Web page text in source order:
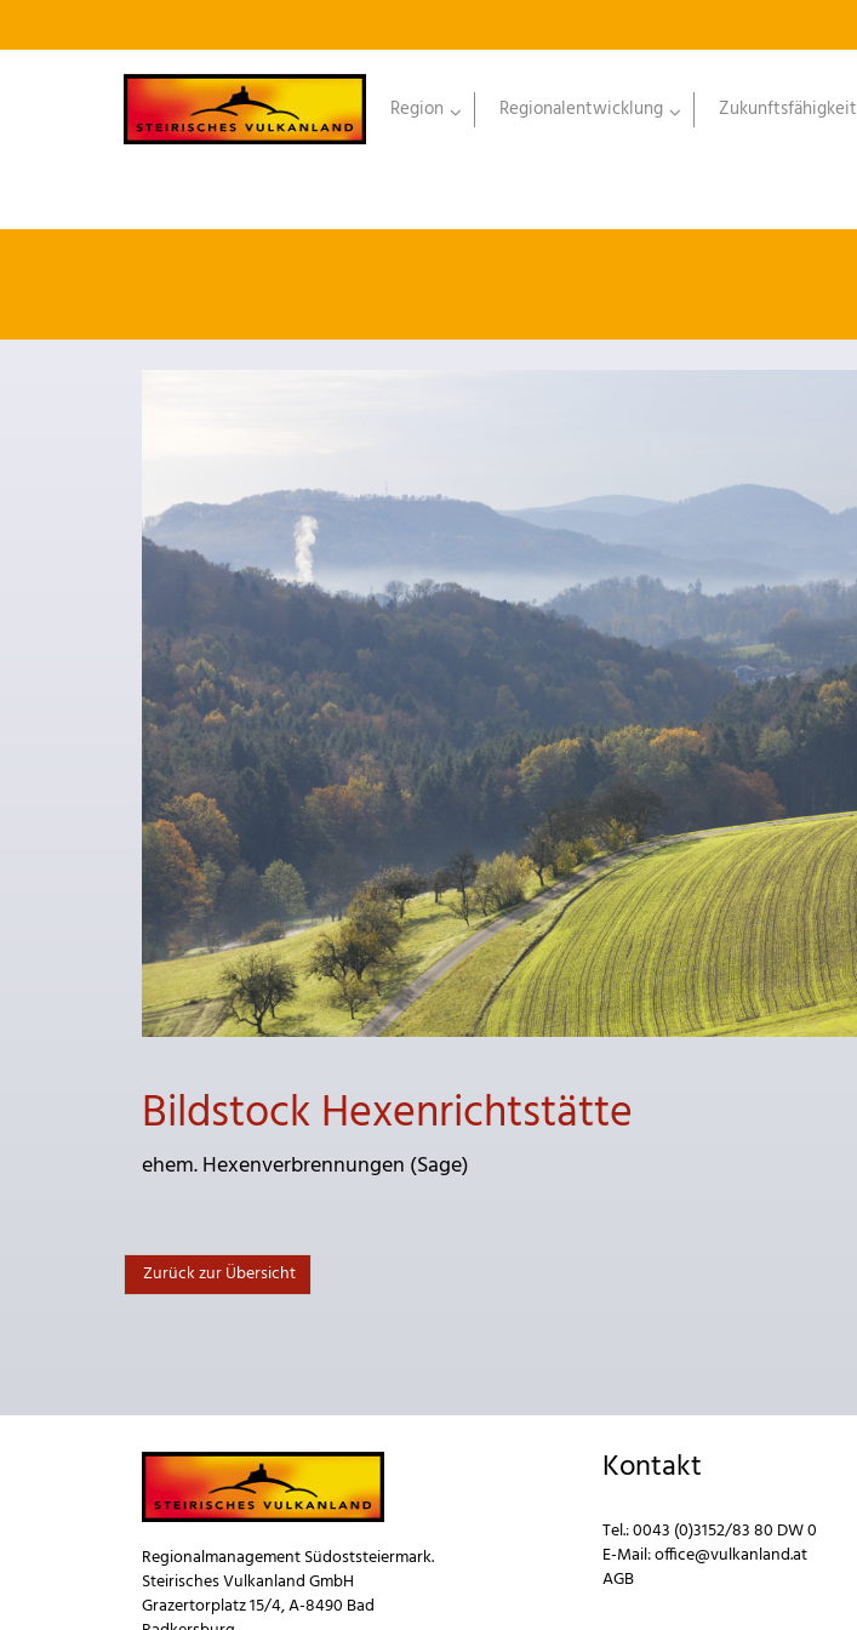
Region Regionalentwicklung Zukunftsfähigkeit
Bildstock Hexenrichtstätte
ehem. Hexenverbrennungen (Sage)
Zurück zur Übersicht
Regionalmanagement Südoststeiermark.
Steirisches Vulkanland GmbH
Grazertorplatz 15/4, A-8490 Bad
Kontakt
Tel.:0043 (0)3152/83 80 DW 0
E-Mail:office@vulkanland.at
AGB